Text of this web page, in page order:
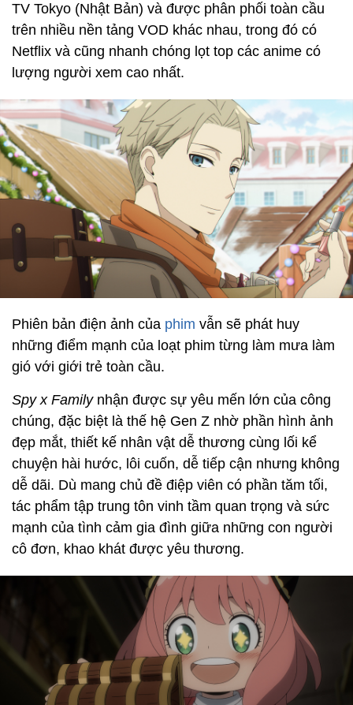
TV Tokyo (Nhật Bản) và được phân phối toàn cầu
trên nhiều nền tảng VOD khác nhau, trong đó có
Netflix và cũng nhanh chóng lọt top các anime có
lượng người xem cao nhất.
Phiên bản điện ảnh của phim vẫn sẽ phát huy
những điểm mạnh của loạt phim từng làm mưa làm
gió với giới trẻ toàn cầu.
Spy x Familynhận được sự yêu mến lớn của công
chúng, đặc biệt là thế hệ Gen Z nhờ phần hình ảnh
đẹp mắt, thiết kế nhân vật dễ thương cùng lối kể
chuyện hài hước, lôi cuốn, dễ tiếp cận nhưng không
dễ dãi. Dù mang chủ đề điệp viên có phần tăm tối,
tác phẩm tập trung tôn vinh tầm quan trọng và sức
mạnh của tình cảm gia đình giữa những con người
cô đơn, khao khát được yêu thương.